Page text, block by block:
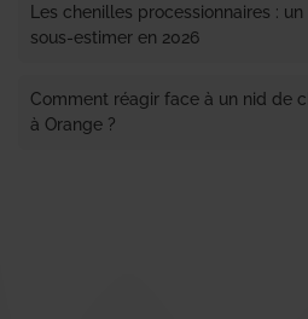
Les chenilles processionnaires :
sous-estimer en 2026
Comment réagir face à un nid de
à Orange ?